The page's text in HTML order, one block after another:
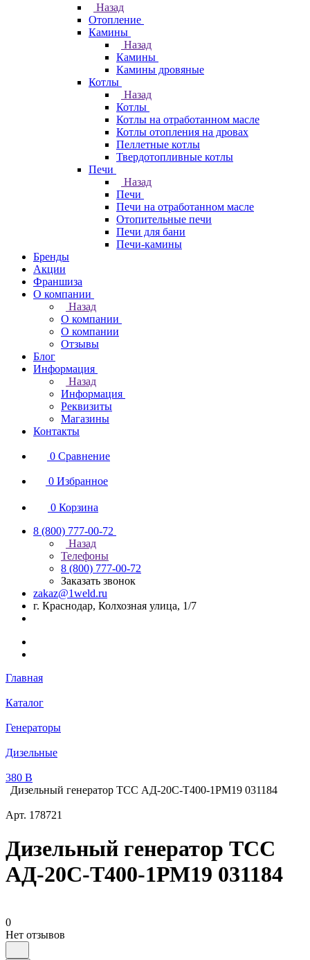
Назад
Отопление
Камины
Назад
Камины
Камины дровяные
Котлы
Назад
Котлы
Котлы на отработанном масле
Котлы отопления на дровах
Пеллетные котлы
Твердотопливные котлы
Печи
Назад
Печи
Печи на отработанном масле
Отопительные печи
Печи для бани
Печи-камины
Бренды
Акции
Франшиза
О компании
Назад
О компании
О компании
Отзывы
Блог
Информация
Назад
Информация
Реквизиты
Магазины
Контакты
0 Сравнение
0 Избранное
0 Корзина
8 (800) 777-00-72
Назад
Телефоны
8 (800) 777-00-72
Заказать звонок
zakaz@1weld.ru
г. Краснодар, Колхозная улица, 1/7
Главная
Каталог
Генераторы
Дизельные
380 В
Дизельный генератор ТСС АД-20С-Т400-1РМ19 031184
Арт. 178721
Дизельный генератор ТСС
АД-20С-Т400-1РМ19 031184
0
Нет отзывов